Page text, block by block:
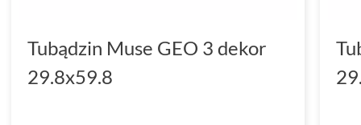
Tubądzin Muse GEO 3 dekor
29.8x59.8